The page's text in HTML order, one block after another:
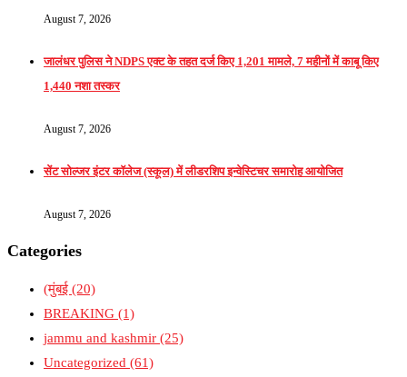
August 7, 2026
जालंधर पुलिस ने NDPS एक्ट के तहत दर्ज किए 1,201 मामले, 7 महीनों में काबू किए
1,440 नशा तस्कर
August 7, 2026
सेंट सोल्जर इंटर कॉलेज (स्कूल) में लीडरशिप इन्वेस्टिचर समारोह आयोजित
August 7, 2026
Categories
(मुंबई (20)
BREAKING (1)
jammu and kashmir (25)
Uncategorized (61)